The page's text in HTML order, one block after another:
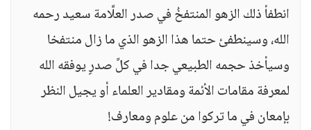
انطفأ ذلك الزهو المنتفخُ في صدر العلَّامة سعيد رحمه
الله، وسينطفئ حتما هذا الزهو الذي ما زال منتفخا
وسيأخذ حجمه الطبيعي جدا في كلِّ صدرٍ يوفقه الله
لمعرفة مقامات الأئمة ومقادير العلماء أو يجيل النظر
بإمعان في ما تركوا من علوم ومعارف!